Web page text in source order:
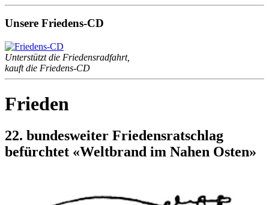
Unsere Friedens-CD
Unterstützt die Friedensradfahrt,
kauft die Friedens-CD
Frieden
22. bundesweiter Friedensratschlag
befürchtet «Weltbrand im Nahen Osten»